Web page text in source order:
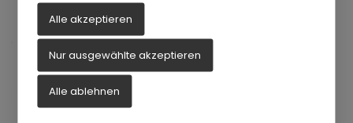
Alle akzeptieren
Nur ausgewählte akzeptieren
Alle ablehnen
Zahnbürstenkopf rüttelt die
Beläge und Speisereste locker.
Ihr Kind machtselber
Putzbewegungen
Zahnputzsystematik